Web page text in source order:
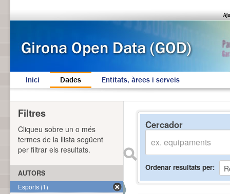
Inici Dades Entitats, àrees i serveis
Cercador
Ordenar resultats per
Filtres
Cliqueu sobre un o més
termes de la llista següent
per filtrar els resultats.
AUTORS
Esports (1)